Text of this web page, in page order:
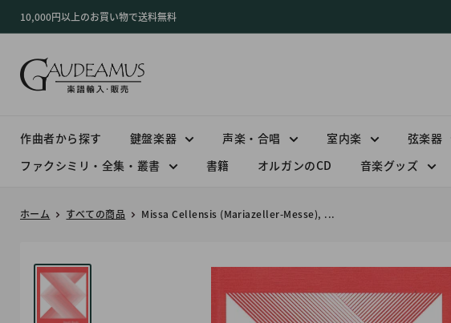
ン
10,000円以上のお買い物で送料無料
作曲者から探す 鍵盤楽器 声楽・合唱 室内楽 弦楽器
ファクシミリ・全集・叢書
書籍 オルガンのCD 音楽グッズ
ホーム すべての商品 Missa Cellensis (Mariazeller-Messe), ...